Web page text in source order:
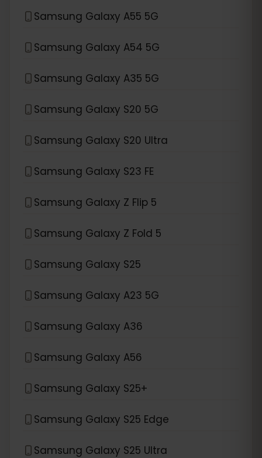
Samsung Galaxy A55 5G
Samsung Galaxy A54 5G
Samsung Galaxy A35 5G
Samsung Galaxy S20 5G
Samsung Galaxy S20 Ultra
Samsung Galaxy S23 FE
Samsung Galaxy Z Flip 5
Samsung Galaxy Z Fold 5
Samsung Galaxy S25
Samsung Galaxy A23 5G
Samsung Galaxy A36
Samsung Galaxy A56
Samsung Galaxy S25+
Samsung Galaxy S25 Edge
Samsung Galaxy S25 Ultra